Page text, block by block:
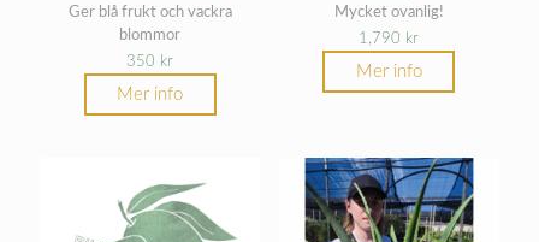
Ger blå frukt och vackra
blommor
350 kr
Mer info
Mycket ovanlig!
1,790 kr
Mer info